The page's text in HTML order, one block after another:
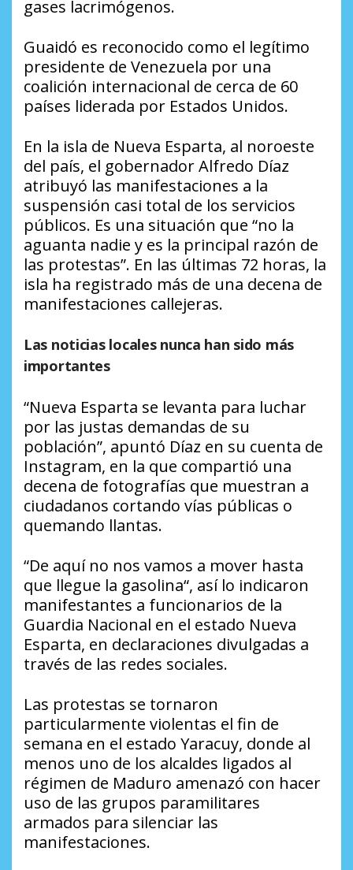
gases lacrimógenos.
Guaidó es reconocido como el legítimo
presidente de Venezuela por una
coalición internacional de cerca de 60
países liderada por Estados Unidos.
En la isla de Nueva Esparta, al noroeste
del país, el gobernador Alfredo Díaz
atribuyó las manifestaciones a la
suspensión casi total de los servicios
públicos. Es una situación que “no la
aguanta nadie y es la principal razón de
las protestas”. En las últimas 72 horas, la
isla ha registrado más de una decena de
manifestaciones callejeras.
Las noticias locales nunca han sido más
importantes
“Nueva Esparta se levanta para luchar
por las justas demandas de su
población”, apuntó Díaz en su cuenta de
Instagram, en la que compartió una
decena de fotografías que muestran a
ciudadanos cortando vías públicas o
quemando llantas.
“De aquí no nos vamos a mover hasta
que llegue la gasolina“, así lo indicaron
manifestantes a funcionarios de la
Guardia Nacional en el estado Nueva
Esparta, en declaraciones divulgadas a
través de las redes sociales.
Las protestas se tornaron
particularmente violentas el fin de
semana en el estado Yaracuy, donde al
menos uno de los alcaldes ligados al
régimen de Maduro amenazó con hacer
uso de las grupos paramilitares
armados para silenciar las
manifestaciones.